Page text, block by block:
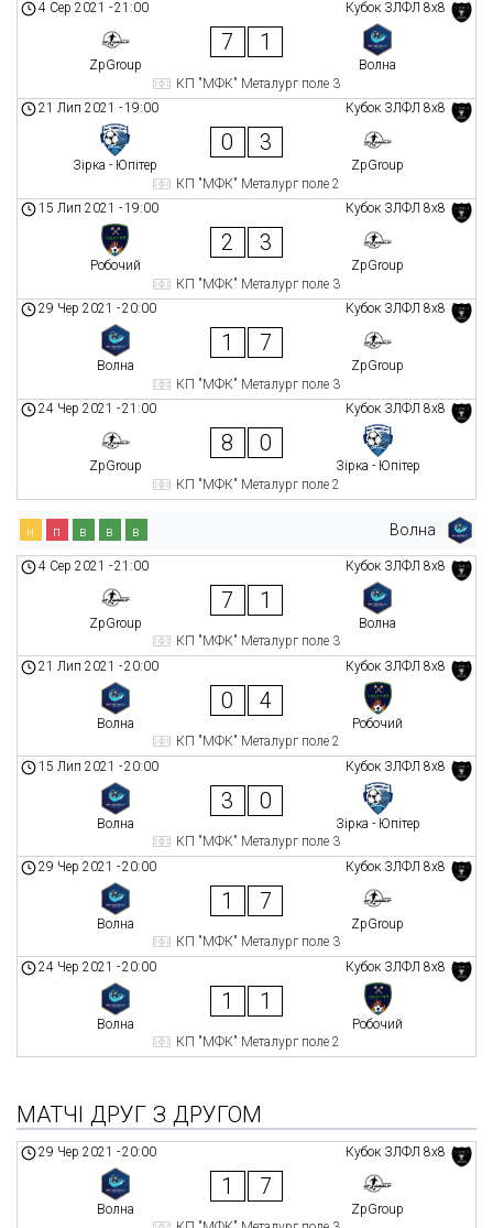
Кубок ЗЛФЛ 8х8
4 Сер 2021 -21:00
ZpGroup
7 1
Волна
КП "МФК" Металург поле 3
Кубок ЗЛФЛ 8х8
21 Лип 2021 -19:00
Зірка - Юпітер
0 3
ZpGroup
КП "МФК" Металург поле 2
Кубок ЗЛФЛ 8х8
15 Лип 2021 -19:00
Робочий
2 3
ZpGroup
КП "МФК" Металург поле 3
Кубок ЗЛФЛ 8х8
29 Чер 2021 -20:00
Волна
1 7
ZpGroup
КП "МФК" Металург поле 3
Кубок ЗЛФЛ 8х8
24 Чер 2021 -21:00
ZpGroup
8 0
Зірка - Юпітер
КП "МФК" Металург поле 2
Волна
н п в в в
Кубок ЗЛФЛ 8х8
4 Сер 2021 -21:00
ZpGroup
7 1
Волна
КП "МФК" Металург поле 3
Кубок ЗЛФЛ 8х8
21 Лип 2021 -20:00
Волна
0 4
Робочий
КП "МФК" Металург поле 2
Кубок ЗЛФЛ 8х8
15 Лип 2021 -20:00
Волна
3 0
Зірка - Юпітер
КП "МФК" Металург поле 3
Кубок ЗЛФЛ 8х8
29 Чер 2021 -20:00
Волна
1 7
ZpGroup
КП "МФК" Металург поле 3
Кубок ЗЛФЛ 8х8
24 Чер 2021 -20:00
Волна
1 1
Робочий
КП "МФК" Металург поле 2
МАТЧІ ДРУГ З ДРУГОМ
Кубок ЗЛФЛ 8х8
29 Чер 2021 -20:00
Волна
1 7
ZpGroup